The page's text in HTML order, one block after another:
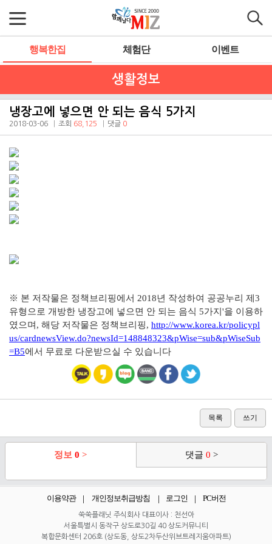
행복한집 체험단 이벤트
생활정보
냉장고에 넣으면 안 되는 음식 5가지
2018-03-06 조회 68,125 댓글 0
※ 본 저작물은 정책브리핑에서 2018년 작성하여 공공누리 제3
유형으로 개방한 냉장고에 넣으면 안 되는 음식 5가지 '을 이용하
였으며, 해당 저작물은 정책브리핑, http://www.korea.kr/policypl
us/cardnewsView.do?newsId=148848323&pWise=sub&pWiseSub
=B5에서 무료로 다운받으실 수 있습니다
목록 쓰기
정보 0 > 댓글 0 >
이용약관 개인정보취급방침 로그인 PC버전
쑥쑥플래닛 주식회사 대표이사 : 천선아
서울특별시 동작구 상도로30길 40 상도커뮤니티
복합문화센터 206호 (상도동, 상도2차두산위브트레지움아파트)